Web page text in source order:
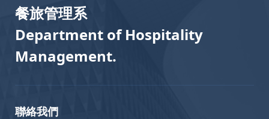
餐旅管理系
Department of Hospitality
Management.
聯絡我們